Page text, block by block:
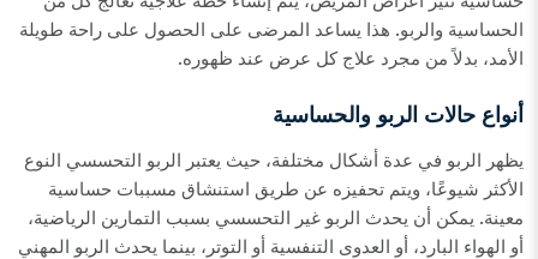
الحساسية والربو. هذا يساعد المرضى على الحصول على راحة طويلة
الأمد، بدلاً من مجرد علاج كل عرض عند ظهوره.
أنواع حالات الربو والحساسية
يظهر الربو في عدة أشكال مختلفة، حيث يعتبر الربو التحسسي النوع
الأكثر شيوعًا، ويتم تحفيزه عن طريق استنشاق مسببات حساسية
معينة. يمكن أن يحدث الربو غير التحسسي بسبب التمارين الرياضية،
أو الهواء البارد، أو العدوى التنفسية أو التوتر، بينما يحدث الربو المهني